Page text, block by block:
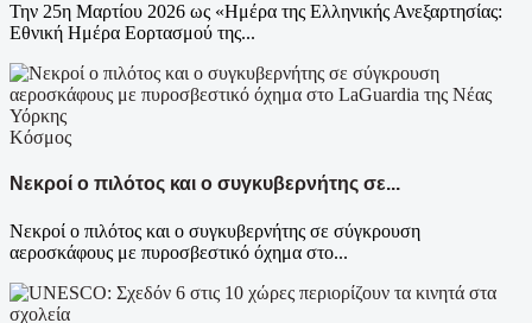
Την 25η Μαρτίου 2026 ως «Ημέρα της Ελληνικής Ανεξαρτησίας:
Εθνική Ημέρα Εορτασμού της...
Κόσμος
Νεκροί ο πιλότος και ο συγκυβερνήτης σε...
Νεκροί ο πιλότος και ο συγκυβερνήτης σε σύγκρουση
αεροσκάφους με πυροσβεστικό όχημα στο...